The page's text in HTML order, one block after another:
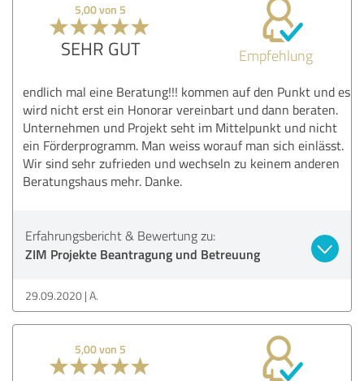
5,00 von 5
SEHR GUT Empfehlung
endlich mal eine Beratung!!! kommen auf den Punkt und es
wird nicht erst ein Honorar vereinbart und dann beraten.
Unternehmen und Projekt seht im Mittelpunkt und nicht
ein Förderprogramm. Man weiss worauf man sich einlässt.
Wir sind sehr zufrieden und wechseln zu keinem anderen
Beratungshaus mehr. Danke.
Erfahrungsbericht & Bewertung zu:
ZIM Projekte Beantragung und Betreuung
29.09.2020 A.
5,00 von 5